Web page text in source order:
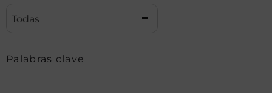
Todas
Palabras clave